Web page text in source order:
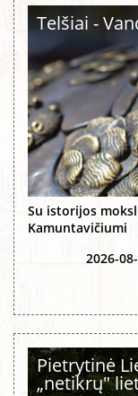
Telšiai -
Su istorijos
Kamuntavičiumi
2026-
Pietrytinė
„netikrų"